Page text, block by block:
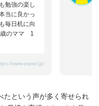
勉強の楽し
当に良かっ
毎日机に向
歳のママ 1
www.eqwel.jp/
たという声が多く寄せられ